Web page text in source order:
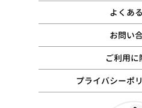
よくあ
お問い
ご利用に
プライバシーポ